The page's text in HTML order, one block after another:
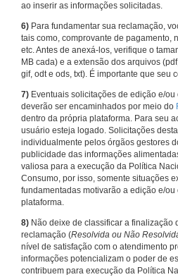
ao inserir as informações solicitadas.
6) Para fundamentar sua reclamação,
tais como, comprovante de pagamento,
etc. Antes de anexá-los, verifique o
MB cada) e a extensão dos arquivos
gif, odt e ods, txt). É importante que seu
7) Eventuais solicitações de edição e/
deverão ser encaminhados por meio do
dentro da própria plataforma. Para seu
usuário esteja logado. Solicitações
individualmente pelos órgãos gestores
publicidade das informações
valiosa para a execução da Política
Consumo, por isso, somente situações
fundamentadas motivarão a edição e/
plataforma.
8) Não deixe de classificar a finalização
reclamação (Resolvida ou Não
nível de satisfação com o atendimento
informações potencializam o poder de
contribuem para execução da Política